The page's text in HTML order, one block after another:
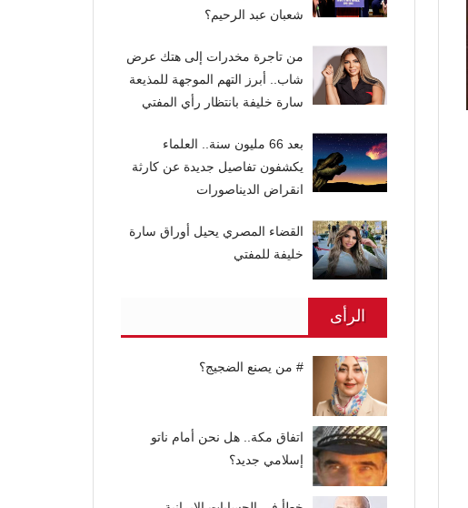
شعبان عبد الرحيم؟
من تاجرة مخدرات إلى هتك عرض
شاب.. أبرز التهم الموجهة للمذيعة
سارة خليفة بانتظار رأي المفتي
بعد 66 مليون سنة.. العلماء
يكشفون تفاصيل جديدة عن كارثة
انقراض الديناصورات
القضاء المصري يحيل أوراق سارة
خليفة للمفتي
الرأى
# من يصنع الضجيج؟
اتفاق مكة.. هل نحن أمام ناتو
إسلامي جديد؟